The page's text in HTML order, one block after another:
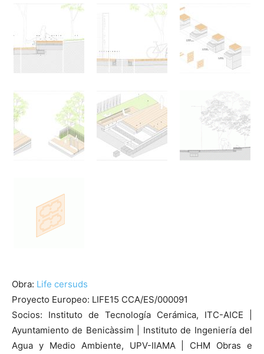
Obra: Life cersuds
Proyecto Europeo: LIFE15 CCA/ES/000091
Socios: Instituto de Tecnología Cerámica, ITC-AICE |
Ayuntamiento de Benicàssim | Instituto de Ingeniería del
Agua y Medio Ambiente, UPV-IIAMA | CHM Obras e